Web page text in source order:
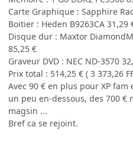
Carte Graphique : Sapphire
Boitier : Heden B9263CA 31,29
Disque dur : Maxtor
85,25 €
Graveur DVD : NEC ND-3570
Prix total : 514,25 € ( 3 373,26
Avec 90 € en plus pour XP
un peu en-dessous, des 700 €
magsin ...
Bref ca se rejoint.